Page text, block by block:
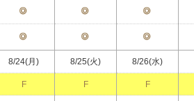
8/24(月)
F
8/25(火)
F
8/26(水)
F